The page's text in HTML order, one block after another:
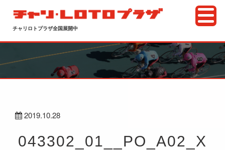
チャリロトプラザ全国展開中
2019.10.28
043302_01__PO_A02_X